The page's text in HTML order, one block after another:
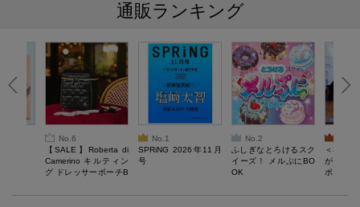
通販ランキング
No.6
【SALE】Roberta di
Camerino キルティン
グ ドレッサーポーチB
No.1
SPRiNG 2026年11月
号
No.2
ふしぎなとろけるスク
イーズ！ メルぷにBO
OK
＜SALE
がある
ポーチ